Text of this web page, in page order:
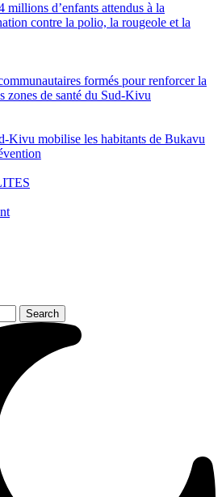
millions d’enfants attendus à la
contre la polio, la rougeole et la
formés pour renforcer la
zones de santé du Sud-Kivu
Kivu mobilise les habitants de Bukavu